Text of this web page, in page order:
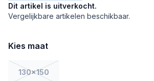
Dit artikel is uitverkocht.
Vergelijkbare artikelen beschikbaar.
Kies maat
130x150